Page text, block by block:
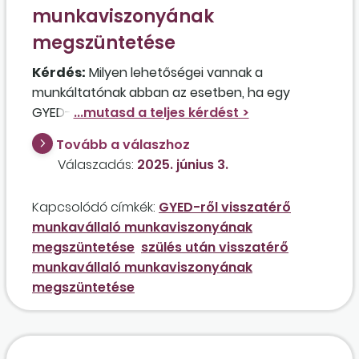
esetben?
munkaviszonyának
megszüntetése
Kérdés: Milyen lehetőségei vannak a
munkáltatónak abban az esetben, ha egy
GYED-ben részesülő kismama, megszakítva a
fizetés nélküli szabadságot, vissza szeretne
menni a munkahelyére recepciós munkakörbe,
de a helyére már felvettek egy másik dolgozót,
foglalkoztatni?
Tovább a válaszhoz
Válaszadás: 2025. június 3.
Kapcsolódó címkék: GYED-ről visszatérő
munkavállaló munkaviszonyának
megszüntetése szülés után visszatérő
munkavállaló munkaviszonyának
megszüntetése